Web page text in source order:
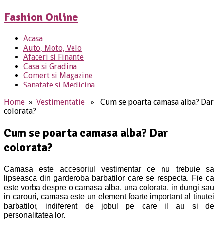
Fashion Online
Acasa
Auto, Moto, Velo
Afaceri si Finante
Casa si Gradina
Comert si Magazine
Sanatate si Medicina
Home » Vestimentatie » Cum se poarta camasa alba? Dar
colorata?
Cum se poarta camasa alba? Dar
colorata?
Camasa este accesoriul vestimentar ce nu trebuie sa
lipseasca din garderoba barbatilor care se respecta. Fie ca
este vorba despre o camasa alba, una colorata, in dungi sau
in carouri, camasa este un element foarte important al tinutei
barbatilor, indiferent de jobul pe care il au si de
personalitatea lor.